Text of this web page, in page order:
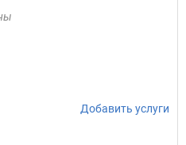
Добавить услуги